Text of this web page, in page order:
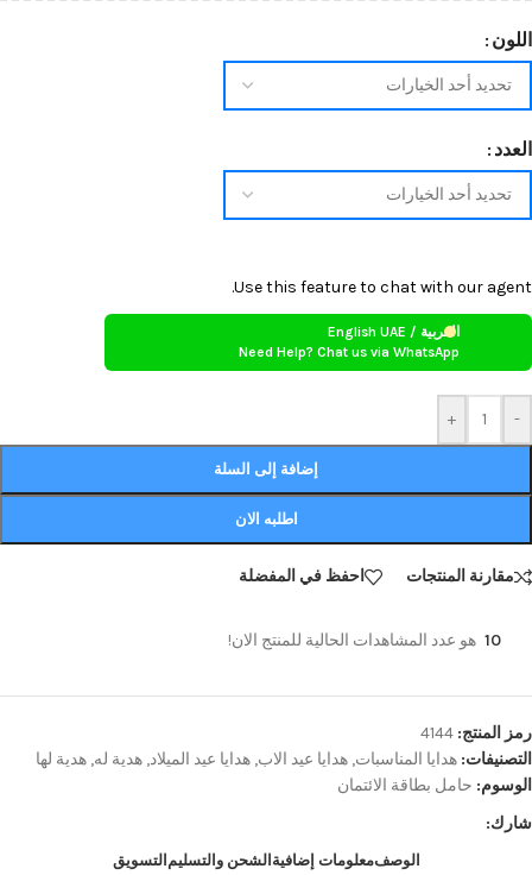
اللون
العدد
-
+
Use this feature to chat with our agent.
العربية / English UAE
Need Help? Chat us via WhatsApp
إضافة إلى السلة
اطلبه الان
مقارنة المنتجات احفظ في المفضلة
10 هو عدد المشاهدات الحالية للمنتج الان!
رمز المنتج: 4144
التصنيفات: هدايا المناسبات, هدايا عيد الاب, هدايا عيد الميلاد, هدية له, هدية لها
الوسوم: حامل بطاقة الائتمان
شارك:
الوصفمعلومات إضافية الشحن والتسليم التسويق